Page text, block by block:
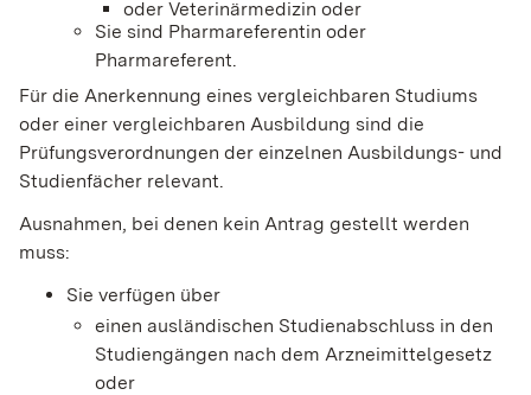
oder Veterinärmedizin oder
Sie sind Pharmareferentin oder
Pharmareferent.
Für die Anerkennung eines vergleichbaren Studiums
oder einer vergleichbaren Ausbildung sind die
Prüfungsverordnungen der einzelnen Ausbildungs- und
Studienfächer relevant.
Ausnahmen, bei denen kein Antrag gestellt werden
muss:
Sie verfügen über
einen ausländischen Studienabschluss in den
Studiengängen nach dem Arzneimittelgesetz
oder